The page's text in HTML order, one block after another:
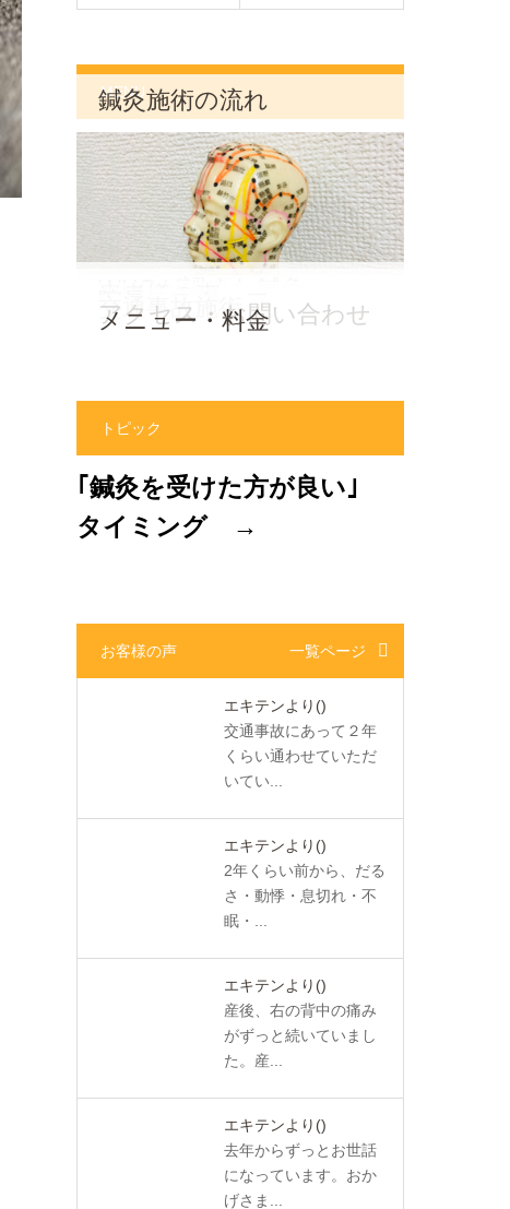
MENU
鍼灸施術の流れ
院長・スタッフ
交通事故施術
アクセス・お問い合わせ
メニュー・料金
トピック
｢鍼灸を受けた方が良い｣
タイミング →
お客様の声 一覧ページ
エキテンより ()
交通事故にあって２年
くらい通わせていただ
いてい...
エキテンより ()
2年くらい前から、だる
さ・動悸・息切れ・不
眠・...
エキテンより ()
産後、右の背中の痛み
がずっと続いていまし
た。産...
エキテンより ()
去年からずっとお世話
になっています。おか
げさま...